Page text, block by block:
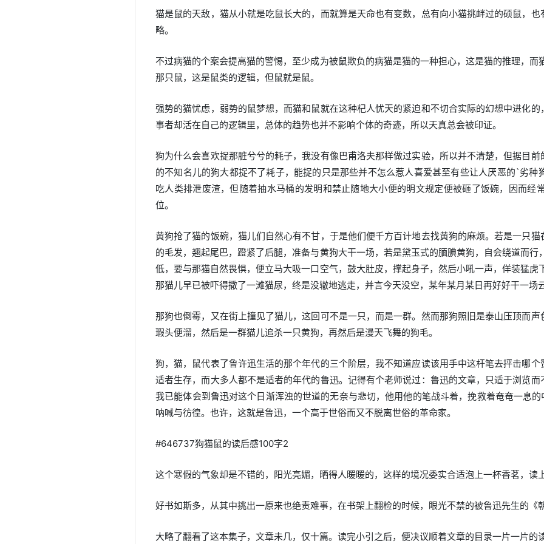
猫是鼠的天敌，猫从小就是吃鼠长大的，而就算是天命也有变数，总有向小猫挑衅过的硕鼠，
略。
不过病猫的个案会提高猫的警惕，至少成为被鼠欺负的病猫是猫的一种担心，这是猫的推理，
那只鼠，这是鼠类的逻辑，但鼠就是鼠。
强势的猫忧虑，弱势的鼠梦想，而猫和鼠就在这种杞人忧天的紧迫和不切合实际的幻想中进化
事者却活在自己的逻辑里，总体的趋势也并不影响个体的奇迹，所以天真总会被印证。
狗为什么会喜欢捉那脏兮兮的耗子，我没有像巴甫洛夫那样做过实验，所以并不清楚，但据目
的不知名儿的狗大都捉不了耗子，能捉的只是那些并不怎么惹人喜爱甚至有些让人厌恶的`劣
吃人类排泄废渣，但随着抽水马桶的发明和禁止随地大小便的明文规定便被砸了饭碗，因而
位。
黄狗抢了猫的饭碗，猫儿们自然心有不甘，于是他们便千方百计地去找黄狗的麻烦。若是一只
的毛发，翘起尾巴，蹬紧了后腿，准备与黄狗大干一场，若是黛玉式的腼腆黄狗，自会绕道而
低，要与那猫自然畏惧，便立马大吸一口空气，鼓大肚皮，撑起身子，然后小吼一声，佯装猛
那猫儿早已被吓得撒了一滩猫尿，终是没辙地逃走，并言今天没空，某年某月某日再好好干一场
那狗也倒霉，又在街上撞见了猫儿，这回可不是一只，而是一群。然而那狗照旧是泰山压顶而
瑕头便溜，然后是一群猫儿追杀一只黄狗，再然后是漫天飞舞的狗毛。
狗，猫，鼠代表了鲁许迅生活的那个年代的三个阶层，我不知道应读该用手中这杆笔去抨击哪
适者生存，而大多人都不是适者的年代的鲁迅。记得有个老师说过：鲁迅的文章，只适于浏览
我已能体会到鲁迅对这个日渐浑浊的世道的无奈与悲切，他用他的笔战斗着，挽救着奄奄一息
呐喊与彷徨。也许，这就是鲁迅，一个高于世俗而又不脱离世俗的革命家。
#646737狗猫鼠的读后感100字2
这个寒假的气象却是不错的，阳光亮媚，晒得人暖暖的，这样的境况委实合适泡上一杯香茗，读
好书如斯多，从其中挑出一原来也绝责难事，在书架上翻检的时候，眼光不禁的被鲁迅先生的
大略了翻看了这本集子，文章未几，仅十篇。读完小引之后，便决议顺着文章的目录一片一片的